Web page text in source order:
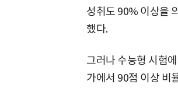
성취도 90% 이상을
했다.
그러나 수능형 시험
가에서 90점 이상 비